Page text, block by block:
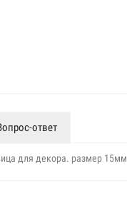
ответ
для декора. размер 15мм